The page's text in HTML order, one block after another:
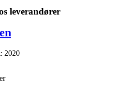
leverandører
2020